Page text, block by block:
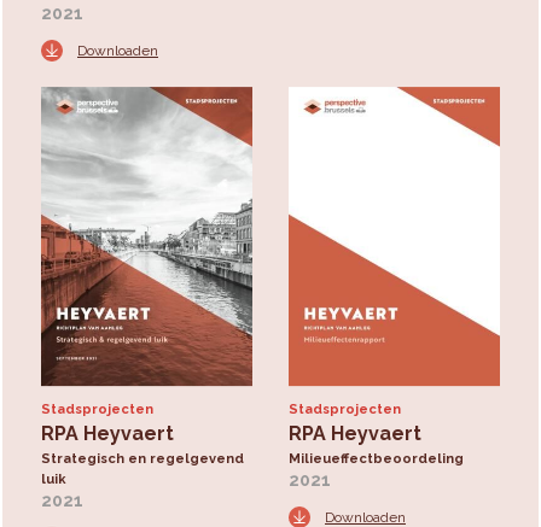
2021
Downloaden
Stadsprojecten
RPA Heyvaert
Strategisch en regelgevend
luik
2021
Stadsprojecten
RPA Heyvaert
Milieueffectbeoordeling
2021
Downloaden